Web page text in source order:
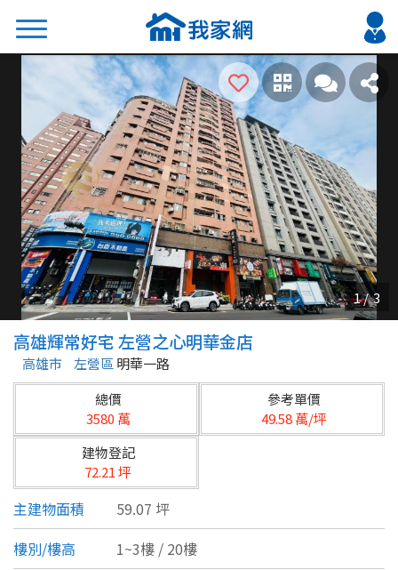
搜尋
熱門關鍵字
2026 台北降價好屋限量釋出
2026 新北降價好屋限量釋出
2026 台中降價好屋限量釋出
2026 台南降價好屋限量釋出
2026 高雄降價好屋限量釋出
縣市
不限
台北市
基隆市
新北市
宜蘭縣
桃園市
區域
類型(可複選)
高雄輝常好宅 左營之心明華金店
高雄市 左營區 明華一路
總價
3580 萬
參考單價
49.58 萬/坪
建物登記
72.21 坪
主建物面積
59.07 坪
樓別/樓高
1~3樓 / 20樓